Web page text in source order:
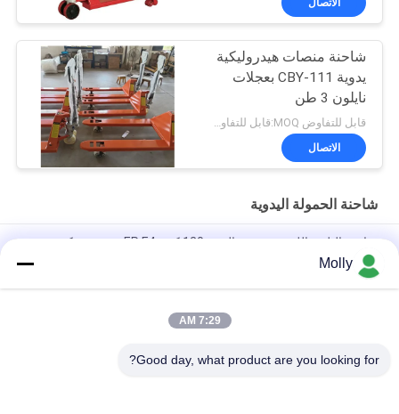
الاتصال
شاحنة منصات هيدروليكية
يدوية CBY-111 بعجلات
نايلون 3 طن
الاتصال
شاحنة الحمولة اليدوية
شاحنة البليت الليثيوم خفيفة الوزن 120 كجم EP F4، حجم شوكة
مخصص للتعامل مع لوجستيات مستودعات التجارة الإلكترونية
الهيدروليكية الثقيلة CBY-11 جاك الصفائح للتخزين
Molly
7:29 AM
Good day, what product are you looking for?